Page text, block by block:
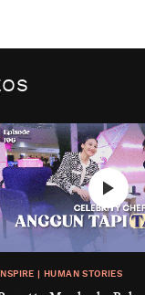
dari Insecurity
Ground
INSPIRE HUMAN STORIES